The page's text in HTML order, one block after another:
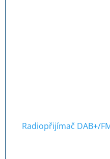
Radiopřijímač DAB+/